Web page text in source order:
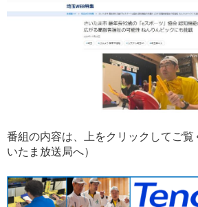
番組の内容は、上をクリックしてご覧
いたま放送局へ）